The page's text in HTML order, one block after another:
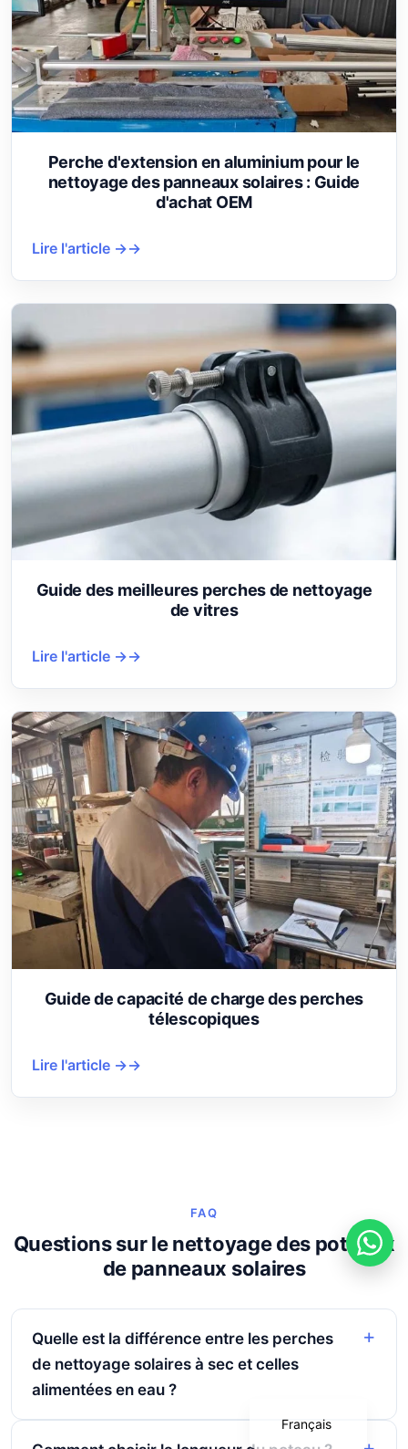
Perche d'extension en aluminium pour le
nettoyage des panneaux solaires : Guide
d'achat OEM
Lire l'article →
Guide des meilleures perches de nettoyage
de vitres
Lire l'article →
Guide de capacité de charge des perches
télescopiques
Lire l'article →
FAQ
Questions sur le nettoyage des poteaux
de panneaux solaires
Quelle est la différence entre les perches
de nettoyage solaires à sec et celles
alimentées en eau ?
Français
Español
Deutsch